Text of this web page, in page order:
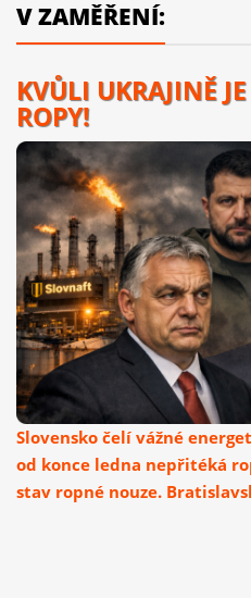
V ZAMĚŘENÍ:
KVŮLI UKRAJINĚ
ROPY!
Slovensko čelí vážné
od konce ledna nepřitéká
stav ropné nouze.